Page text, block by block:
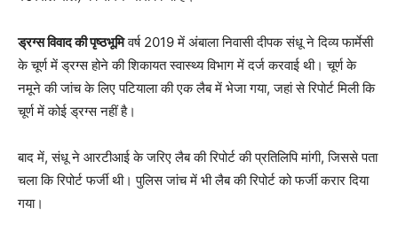
ड्रग्स विवाद की पृष्ठभूमिवर्ष 2019 में अंबाला निवासी दीपक संधू ने दिव्य फार्मेसी
के चूर्ण में ड्रग्स होने की शिकायत स्वास्थ्य विभाग में दर्ज करवाई थी। चूर्ण के
नमूने की जांच के लिए पटियाला की एक लैब में भेजा गया, जहां से रिपोर्ट मिली कि
चूर्ण में कोई ड्रग्स नहीं है।
बाद में, संधू ने आरटीआई के जरिए लैब की रिपोर्ट की प्रतिलिपि मांगी, जिससे पता
चला कि रिपोर्ट फर्जी थी। पुलिस जांच में भी लैब की रिपोर्ट को फर्जी करार दिया
गया।